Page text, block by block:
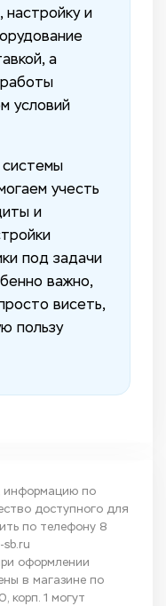
настройку и
а
условий
системы
учесть
и
под задачи
важно,
висеть,
пользу
информацию по
доступного для
по телефону 8
sb.ru
оформлении
в магазине по
корп. 1 могут